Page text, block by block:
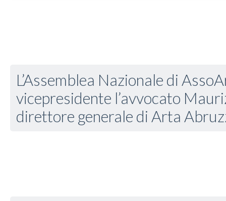
L’Assemblea Nazionale di
vicepresidente l’avvocato
direttore generale di Arta